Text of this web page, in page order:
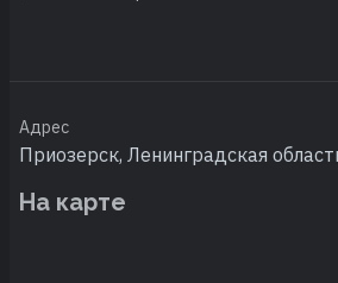
Адрес
Приозерск, Ленинградская
На карте